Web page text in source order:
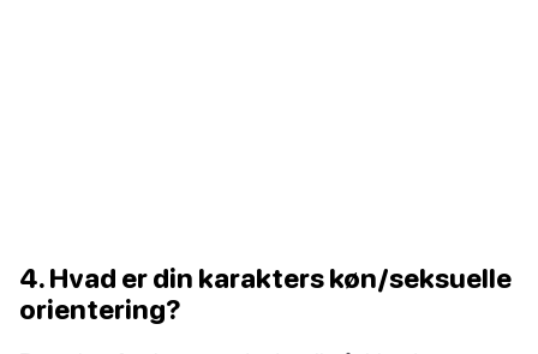
4. Hvad er din karakters køn/seksuelle
orientering?